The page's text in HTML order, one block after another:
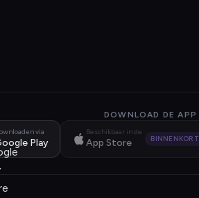
DOWNLOAD DE APP
via
Play
Beschikbaar in de
App Store BINNENKORT